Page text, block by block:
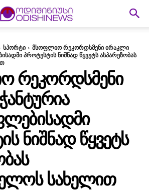
სპორტი
მსოფლიო რეკორდსმენი ირაკლი
პროტესტის ნიშნად წყვეტს ასპარეზობას
ᲠᲔᲙᲝᲠᲓᲡᲛᲔᲜᲘ
ᲜᲘᲨᲜᲐᲓ ᲬᲧᲕᲔᲢᲡ
ᲡᲐᲮᲔᲚᲘᲗ